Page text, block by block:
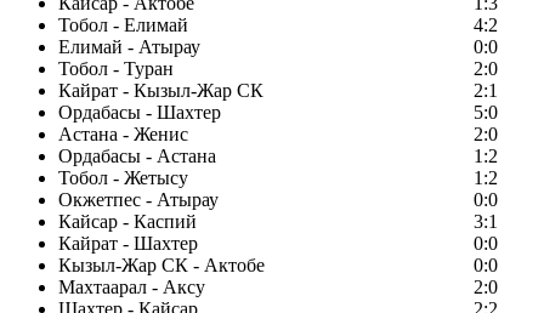
Тобол - Елимай
4:2
Елимай - Атырау
0:0
Тобол - Туран
2:0
Кайрат - Кызыл-Жар СК
2:1
Ордабасы - Шахтер
5:0
Астана - Женис
2:0
Ордабасы - Астана
1:2
Тобол - Жетысу
1:2
Окжетпес - Атырау
0:0
Кайсар - Каспий
3:1
Кайрат - Шахтер
0:0
Кызыл-Жар СК - Актобе
0:0
Махтаарал - Аксу
2:0